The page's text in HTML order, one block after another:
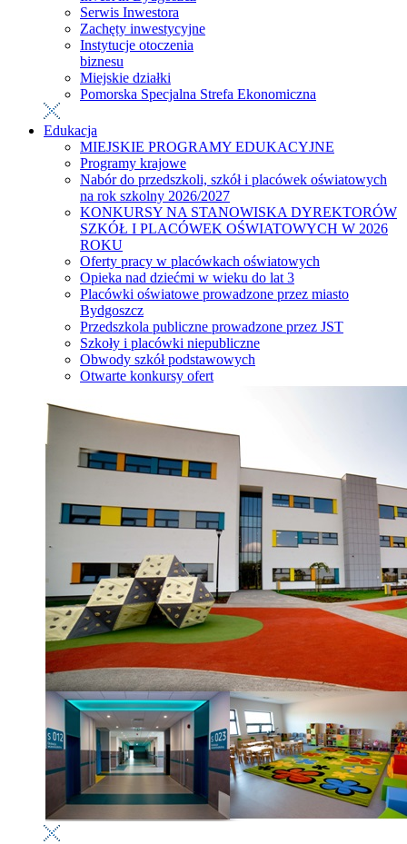
Serwis Inwestora
Zachęty inwestycyjne
Instytucje otoczenia
biznesu
Miejskie działki
Pomorska Specjalna Strefa Ekonomiczna
Edukacja
MIEJSKIE PROGRAMY EDUKACYJNE
Programy krajowe
Nabór do przedszkoli, szkół i placówek oświatowych
na rok szkolny 2026/2027
KONKURSY NA STANOWISKA DYREKTORÓW
SZKÓŁ I PLACÓWEK OŚWIATOWYCH W 2026
ROKU
Oferty pracy w placówkach oświatowych
Opieka nad dziećmi w wieku do lat 3
Placówki oświatowe prowadzone przez miasto
Bydgoszcz
Przedszkola publiczne prowadzone przez JST
Szkoły i placówki niepubliczne
Obwody szkół podstawowych
Otwarte konkursy ofert